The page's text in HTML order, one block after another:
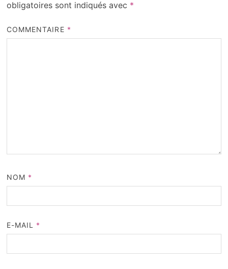
obligatoires sont indiqués avec *
COMMENTAIRE *
NOM *
E-MAIL *